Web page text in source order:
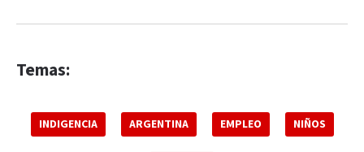
Temas:
INDIGENCIA ARGENTINA EMPLEO NIÑOS